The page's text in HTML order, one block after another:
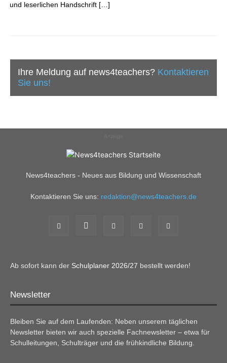
und leserlichen Handschrift […]
Ihre Meldung auf news4teachers? Kontaktieren
Sie uns!
News4teachers - Neues aus Bildung und Wissenschaft
Kontaktieren Sie uns: redaktion@news4teachers.de
Ab sofort kann der Schulplaner 2026/27 bestellt werden!
Newsletter
Bleiben Sie auf dem Laufenden: Neben unserem täglichen
Newsletter bieten wir auch spezielle Fachnewsletter – etwa für
Schulleitungen, Schulträger und die frühkindliche Bildung.